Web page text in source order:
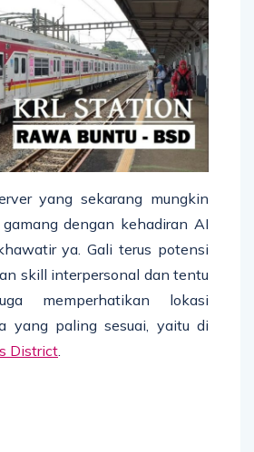
yang sekarang mungkin
dengan kehadiran AI
ya. Gali terus potensi
skill interpersonal dan tentu
memperhatikan lokasi
yang paling sesuai, yaitu di
District